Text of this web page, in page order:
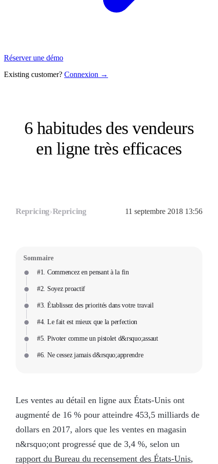
Réserver une démo
Existing customer? Connexion →
6 habitudes des vendeurs
en ligne très efficaces
Repricing›Repricing 11 septembre 2018 13:56
Sommaire
#1. Commencez en pensant à la fin
#2. Soyez proactif
#3. Établissez des priorités dans votre travail
#4. Le fait est mieux que la perfection
#5. Pivoter comme un pistolet d&rsquo;assaut
#6. Ne cessez jamais d&rsquo;apprendre
Les ventes au détail en ligne aux États-Unis ont
augmenté de 16 % pour atteindre 453,5 milliards de
dollars en 2017, alors que les ventes en magasin
n&rsquo;ont progressé que de 3,4 %, selon un
rapport du Bureau du recensement des États-Unis,